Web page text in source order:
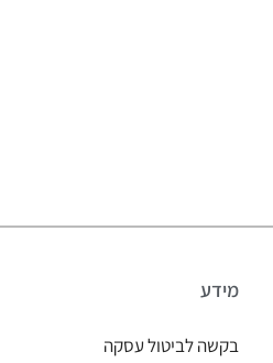
מידע
בקשה לביטול עסקה